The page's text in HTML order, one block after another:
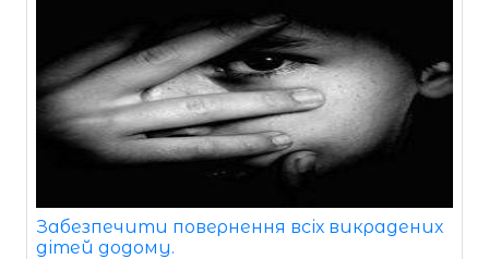
Забезпечити повернення всіх викрадених
дітей додому.